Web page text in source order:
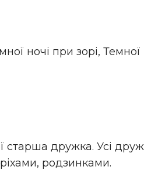
ночі при зорі, Темної
старша дружка. Усі
родзинками.